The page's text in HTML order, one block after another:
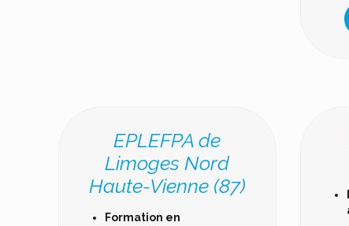
EPLEFPA de
Limoges Nord
Haute-Vienne (87)
Formation en